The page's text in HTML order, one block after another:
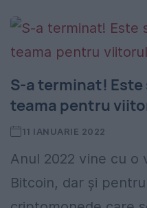
S-a terminat!
teama pentru
11 IANUARIE 2022
Anul 2022 vine cu
Bitcoin, dar și